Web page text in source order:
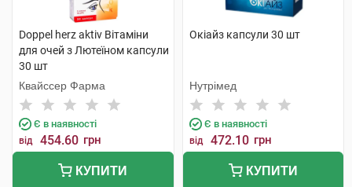
Doppel herz aktiv Вітаміни
для очей з Лютеїном капсули
30 шт
Квайссер Фарма
Є в наявності
від 454.60 грн
КУПИТИ
Окіайз капсули 30 шт
Нутрімед
Є в наявності
від 472.10 грн
КУПИТИ